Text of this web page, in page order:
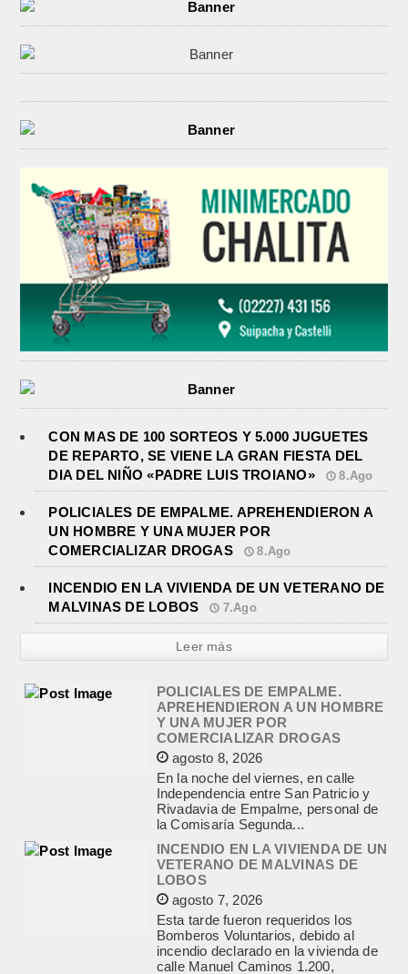
CON MAS DE 100 SORTEOS Y 5.000 JUGUETES
DE REPARTO, SE VIENE LA GRAN FIESTA DEL
DIA DEL NIÑO «PADRE LUIS TROIANO»
8.Ago
POLICIALES DE EMPALME. APREHENDIERON A
UN HOMBRE Y UNA MUJER POR
COMERCIALIZAR DROGAS
8.Ago
INCENDIO EN LA VIVIENDA DE UN VETERANO DE
MALVINAS DE LOBOS
7.Ago
Leer más
APREHENDIERON A UN HOMBRE
Y UNA MUJER POR
COMERCIALIZAR DROGAS
agosto 8, 2026
En la noche del viernes, en calle
Independencia entre San Patricio y
Rivadavia de Empalme, personal de
la Comisaría Segunda...
INCENDIO EN LA VIVIENDA DE UN
VETERANO DE MALVINAS DE
LOBOS
agosto 7, 2026
Esta tarde fueron requeridos los
Bomberos Voluntarios, debido al
incendio declarado en la vivienda de
calle Manuel Caminos 1.200,
propiedad...